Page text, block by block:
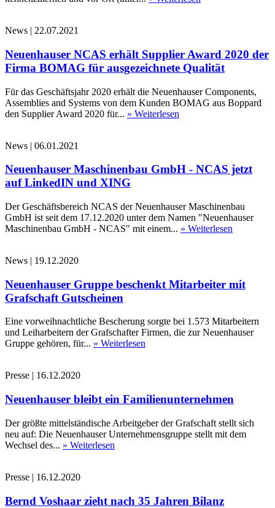
News | 22.07.2021
Neuenhauser NCAS erhält Supplier Award 2020 der
Firma BOMAG für ausgezeichnete Qualität
Für das Geschäftsjahr 2020 erhält die Neuenhauser Components,
Assemblies and Systems von dem Kunden BOMAG aus Boppard
den Supplier Award 2020 für... » Weiterlesen
News | 06.01.2021
Neuenhauser Maschinenbau GmbH - NCAS jetzt
auf LinkedIN und XING
Der Geschäftsbereich NCAS der Neuenhauser Maschinenbau
GmbH ist seit dem 17.12.2020 unter dem Namen "Neuenhauser
Maschinenbau GmbH - NCAS" mit einem... » Weiterlesen
News | 19.12.2020
Neuenhauser Gruppe beschenkt Mitarbeiter mit
Grafschaft Gutscheinen
Eine vorweihnachtliche Bescherung sorgte bei 1.573 Mitarbeitern
und Leiharbeitern der Grafschafter Firmen, die zur Neuenhauser
Gruppe gehören, für... » Weiterlesen
Presse | 16.12.2020
Neuenhauser bleibt ein Familienunternehmen
Der größte mittelständische Arbeitgeber der Grafschaft stellt sich
neu auf: Die Neuenhauser Unternehmensgruppe stellt mit dem
Wechsel des... » Weiterlesen
Presse | 16.12.2020
Bernd Voshaar zieht nach 35 Jahren Bilanz